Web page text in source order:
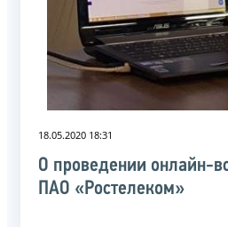
18.05.2020 18:31
О проведении онлайн-
ПАО «Ростелеком»